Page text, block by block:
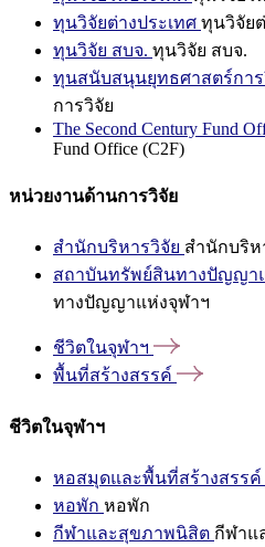
ทุนวิจัยต่างประเทศ ทุนวิจัย
ทุนวิจัย สบจ. ทุนวิจัย สบจ.
ทุนสนับสนุนยุทธศาสตร์การ
การวิจัย
The Second Century Fund
Fund Office (C2F)
หน่วยงานด้านการวิจัย
สำนักบริหารวิจัย สำนักบริห
สถาบันทรัพย์สินทางปัญญา
ทางปัญญาแห่งจุฬาฯ
ชีวิตในจุฬาฯ
พื้นที่สร้างสรรค์
ชีวิตในจุฬาฯ
หอสมุดและพื้นที่สร้างสรรค์
หอพัก หอพัก
กีฬาและสุขภาพนิสิต กีฬาแ